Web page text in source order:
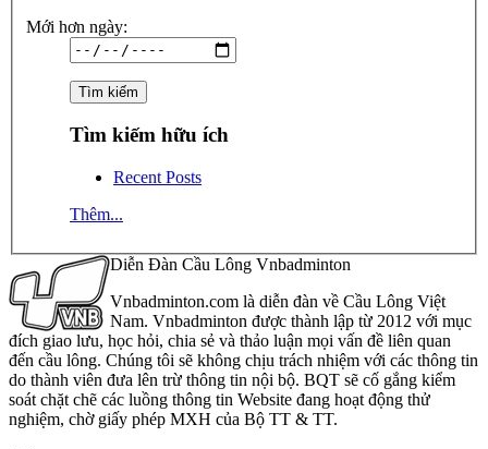
Mới hơn ngày:
Tìm kiếm hữu ích
Recent Posts
Thêm...
Diễn Đàn Cầu Lông Vnbadminton
Vnbadminton.com là diễn đàn về Cầu Lông Việt
Nam. Vnbadminton được thành lập từ 2012 với mục
đích giao lưu, học hỏi, chia sẻ và thảo luận mọi vấn đề liên quan
đến cầu lông. Chúng tôi sẽ không chịu trách nhiệm với các thông tin
do thành viên đưa lên trừ thông tin nội bộ. BQT sẽ cố gắng kiểm
soát chặt chẽ các luồng thông tin Website đang hoạt động thử
nghiệm, chờ giấy phép MXH của Bộ TT & TT.